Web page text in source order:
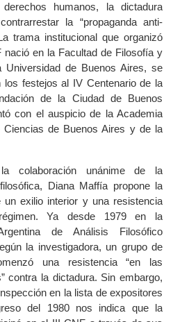
humanos, la dictadura
la “propaganda anti-
trama institucional que organizó
nació en la Facultad de Filosofía y
Universidad de Buenos Aires, se
los festejos al IV Centenario de la
de la Ciudad de Buenos
con el auspicio de la Academia
Ciencias de Buenos Aires y de la
la colaboración unánime de la
Diana Maffía propone la
un exilio interior y una resistencia
Ya desde 1979 en la
de Análisis Filosófico
la investigadora, un grupo de
una resistencia “en las
contra la dictadura. Sin embargo,
en la lista de expositores
del 1980 nos indica que la